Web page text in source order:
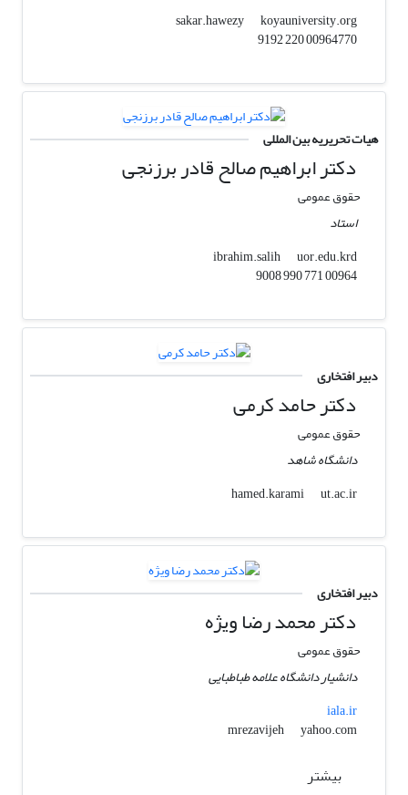
sakar.hawezy
koyauniversity.org
00964770 220 9192
هیات تحریریه بین المللی
دکتر ابراهیم صالح قادر برزنجی
حقوق عمومی
استاد
ibrahim.salih
uor.edu.krd
00964 771 990 9008
دبیر افتخاری
دکتر حامد کرمی
حقوق عمومی
دانشگاه شاهد
hamed.karami
ut.ac.ir
دبیر افتخاری
دکتر محمد رضا ویژه
حقوق عمومی
دانشیار دانشگاه علامه طباطبایی
iala.ir
mrezavijeh
yahoo.com
بیشتر